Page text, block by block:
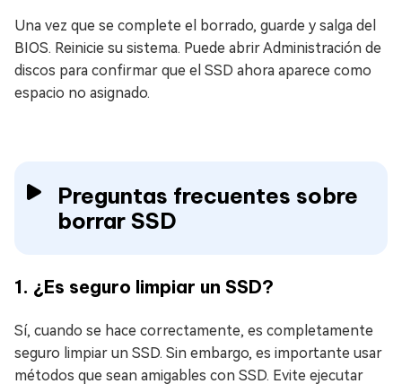
Una vez que se complete el borrado, guarde y salga del
BIOS. Reinicie su sistema. Puede abrir Administración de
discos para confirmar que el SSD ahora aparece como
espacio no asignado.
Preguntas frecuentes sobre
borrar SSD
1. ¿Es seguro limpiar un SSD?
Sí, cuando se hace correctamente, es completamente
seguro limpiar un SSD. Sin embargo, es importante usar
métodos que sean amigables con SSD. Evite ejecutar